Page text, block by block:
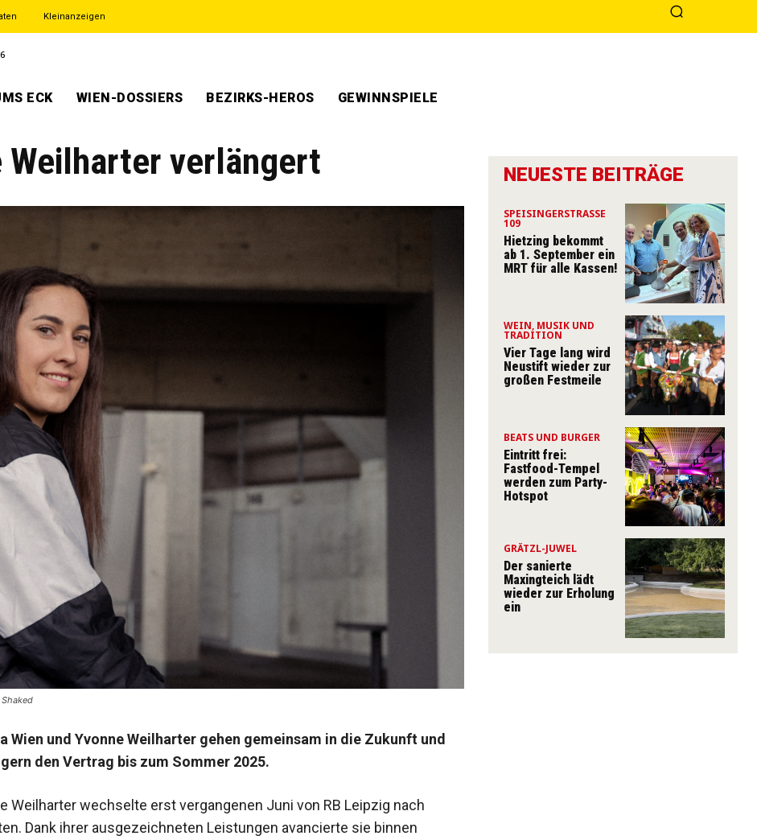
Kleinanzeigen
ECK WIEN-DOSSIERS BEZIRKS-HEROS GEWINNSPIELE
Weilharter verlängert
Wien und Yvonne Weilharter gehen gemeinsam in die Zukunft und
den Vertrag bis zum Sommer 2025.
Weilharter wechselte erst vergangenen Juni von RB Leipzig nach
Dank ihrer ausgezeichneten Leistungen avancierte sie binnen
NEUESTE BEITRÄGE
SPEISINGERSTRASSE 1
09
Hietzing bekommt
ab 1. September ein
MRT für alle Kassen!
WEIN, MUSIK UND
TRADITION
Vier Tage lang wird
Neustift wieder zur
großen Festmeile
BEATS UND BURGER
Eintritt frei:
Fastfood-Tempel
werden zum Party-
Hotspot
GRÄTZL-JUWEL
Der sanierte
Maxingteich lädt
wieder zur Erholung
ein